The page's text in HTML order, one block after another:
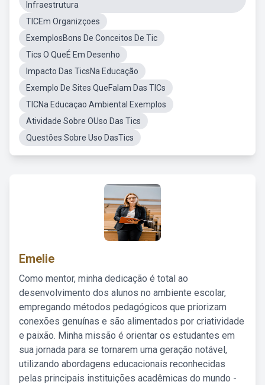
Infraestrutura
TICEm Organizçoes
ExemplosBons De Conceitos De Tic
Tics O QueÉ Em Desenho
Impacto Das TicsNa Educação
Exemplo De Sites QueFalam Das TICs
TICNa Educaçao Ambiental Exemplos
Atividade Sobre OUso Das Tics
Questões Sobre Uso DasTics
Emelie
Como mentor, minha dedicação é total ao
desenvolvimento dos alunos no ambiente escolar,
empregando métodos pedagógicos que priorizam
conexões genuínas e são alimentados por criatividade
e paixão. Minha missão é orientar os estudantes em
sua jornada para se tornarem uma geração notável,
utilizando abordagens educacionais reconhecidas
pelas principais instituições acadêmicas do mundo -